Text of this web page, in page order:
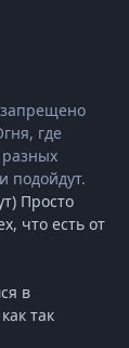
где
подойдут.
Просто
что есть от
в
так